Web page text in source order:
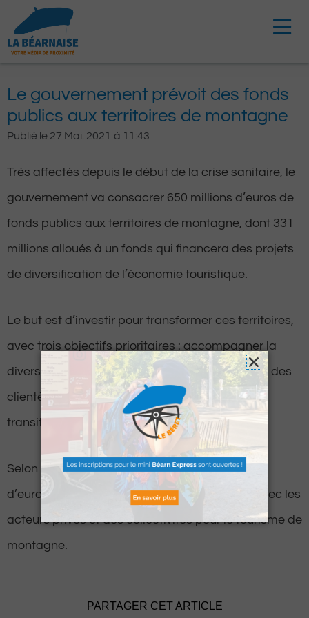
contenu
Le gouvernement prévoit des fonds
publics aux territoires de montagne
Publié le 27 Mai. 2021 à 11:43
Très affectés depuis le début de la crise sanitaire, le
gouvernement va consacrer 650 millions d’euros de
fonds publics aux territoires de montagne, dont 331
millions alloués à un fonds qui financera des projets
de diversification de l’économie touristique.
Le but est d’investir pour transformer ces territoires,
avec trois objectifs prioritaires : accompagner la
diversification de l’offre touristique afin d’attirer des
clientèles jeunes et étrangères, accélérer la
transition écologique et dynamiser l’immobilier.
Selon l’Etat, ce plan devrait générer 1,8 milliard
d’euros d’investissements par effet de levier avec les
acteurs privés et des collectivités pour le tourisme de
montagne.
PARTAGER CET ARTICLE